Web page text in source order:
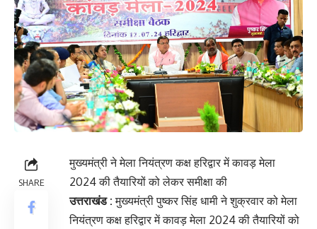
SHARE
मुख्यमंत्री ने मेला नियंत्रण कक्ष हरिद्वार में कावड़ मेला
2024 की तैयारियों को लेकर समीक्षा की
उत्तराखंड : मुख्यमंत्री पुष्कर सिंह धामी ने शुक्रवार को मेला
नियंत्रण कक्ष हरिद्वार में कावड़ मेला 2024 की तैयारियों को